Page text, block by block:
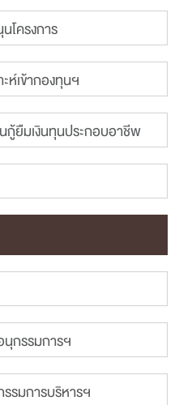
โครงการ
ห์เข้ากองทุนฯ
กู้ยืมเงินทุนประกอบอาชีพ
กรรมการฯ
รมการบริหารฯ